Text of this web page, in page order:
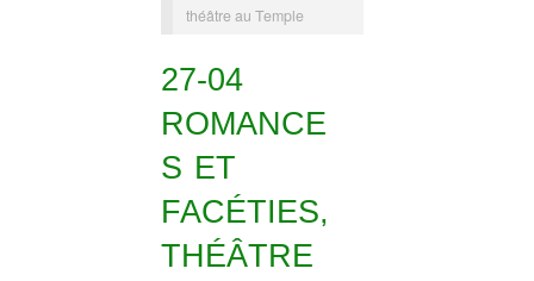
théâtre au Temple
27-04
ROMANCE
S ET
FACÉTIES,
THÉÂTRE